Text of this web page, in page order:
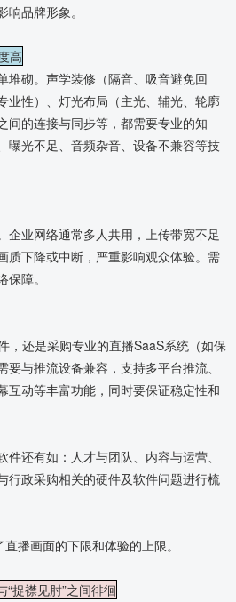
品牌形象。
高
堆砌。声学装修（隔音、吸音避免回
业性）、灯光布局（主光、辅光、轮廓
间的连接与同步等，都需要专业的知
曝光不足、音频杂音、设备不兼容等技
企业网络通常多人共用，上传带宽不足
质下降或中断，严重影响观众体验。需
障。
，还是采购专业的直播SaaS系统（如保
与推流设备兼容，支持多平台推流、
互动等丰富功能，同时要保证稳定性和
还有如：人才与团队、内容与运营、
行政采购相关的硬件及软件问题进行梳
播画面的下限和体验的上限。
“捉襟见肘”之间徘徊